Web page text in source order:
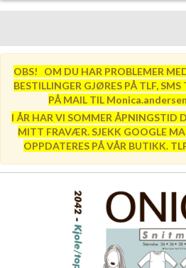
OBS! OM DU HAR PROBLEMER
BESTILLINGER GJØRES PÅ TLF,
PÅ MAIL TIL
I ÅR HAR VI SOMMER ÅPNINGSTID
MITT FRAVÆR. SJEKK GOOGLE
OPPDATERES PÅ VÅR BUTIKK.